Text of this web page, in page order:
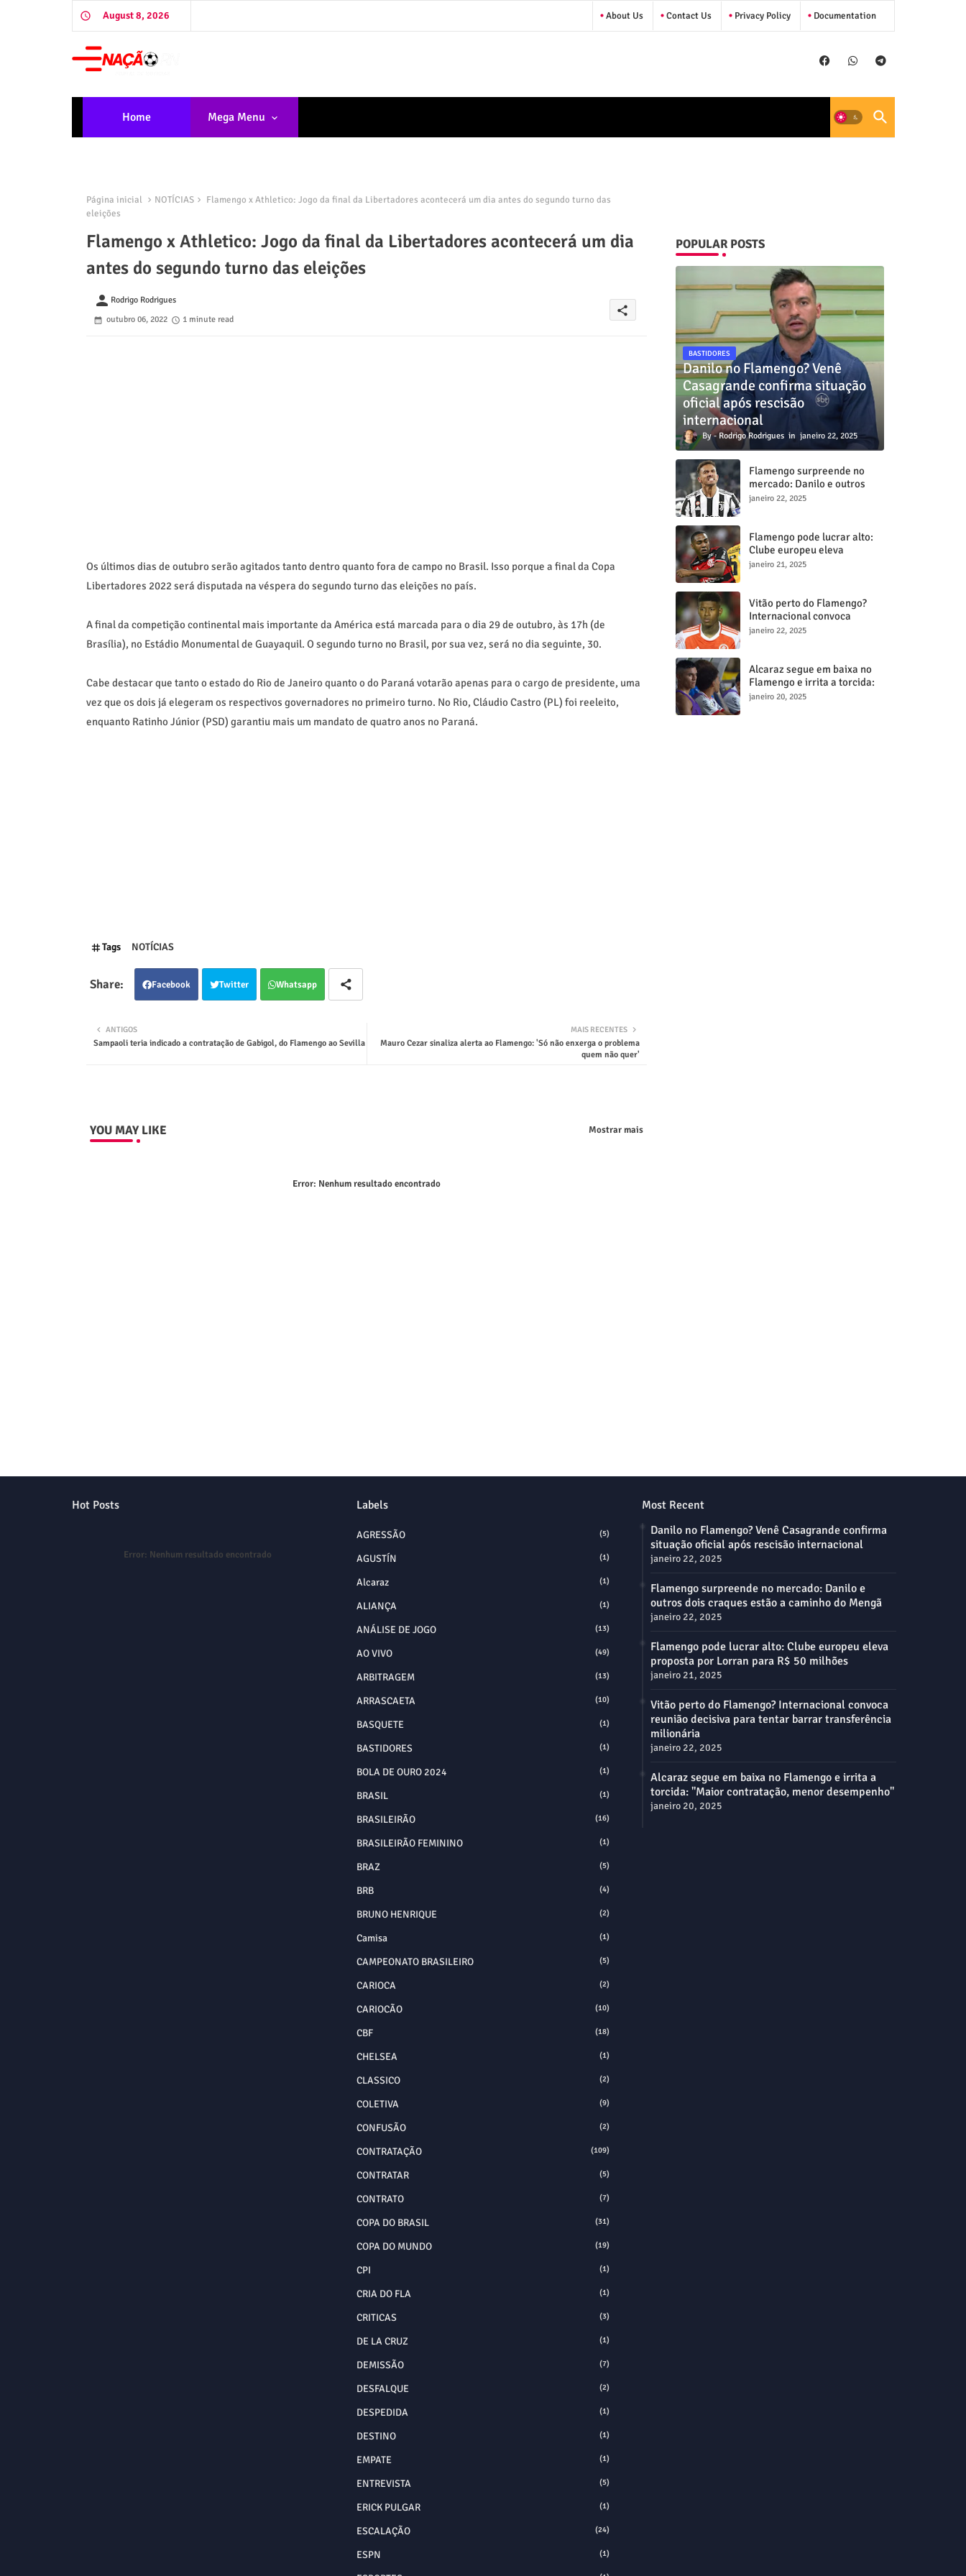
August 8, 2026 About Us Contact Us Privacy Policy Documentation
Home Mega Menu
Página inicial NOTÍCIAS
Flamengo x Athletico: Jogo da final da Libertadores acontecerá um dia antes do segundo turno das
eleições
Flamengo x Athletico: Jogo da final da Libertadores acontecerá um dia
antes do segundo turno das eleições
person Rodrigo Rodrigues
outubro 06, 2022
1 minute read
share
Os últimos dias de outubro serão agitados tanto dentro quanto fora de campo no Brasil. Isso porque a final da Copa
Libertadores 2022 será disputada na véspera do segundo turno das eleições no país.
A final da competição continental mais importante da América está marcada para o dia 29 de outubro, às 17h (de
Brasília), no Estádio Monumental de Guayaquil. O segundo turno no Brasil, por sua vez, será no dia seguinte, 30.
Cabe destacar que tanto o estado do Rio de Janeiro quanto o do Paraná votarão apenas para o cargo de presidente, uma
vez que os dois já elegeram os respectivos governadores no primeiro turno. No Rio, Cláudio Castro (PL) foi reeleito,
enquanto Ratinho Júnior (PSD) garantiu mais um mandato de quatro anos no Paraná.
Tags NOTÍCIAS
Facebook Twitter Whatsapp
MAIS RECENTES
Mauro Cezar sinaliza alerta ao Flamengo: 'Só não enxerga o problema
quem não quer'
ANTIGOS
Sampaoli teria indicado a contratação de Gabigol, do Flamengo ao Sevilla
YOU MAY LIKE Mostrar mais
Error: Nenhum resultado encontrado
POPULAR POSTS
BASTIDORES
Danilo no Flamengo? Venê
Casagrande confirma situação
oficial após rescisão
internacional
Rodrigo Rodrigues janeiro 22, 2025
Flamengo surpreende no
mercado: Danilo e outros
dois craques estão a
janeiro 22, 2025
Flamengo pode lucrar alto:
Clube europeu eleva
proposta por Lorran para R$
janeiro 21, 2025
Vitão perto do Flamengo?
Internacional convoca
reunião decisiva para tentar
janeiro 22, 2025
Alcaraz segue em baixa no
Flamengo e irrita a torcida:
"Maior contratação, menor
janeiro 20, 2025
Hot Posts
Error: Nenhum resultado encontrado
Labels
AGRESSÃO (5)
AGUSTÍN (1)
Alcaraz (1)
ALIANÇA (1)
ANÁLISE DE JOGO (13)
AO VIVO (49)
ARBITRAGEM (13)
ARRASCAETA (10)
BASQUETE (1)
BASTIDORES (1)
BOLA DE OURO 2024 (1)
BRASIL (1)
BRASILEIRÃO (16)
BRASILEIRÃO FEMININO (1)
BRAZ (5)
BRB (4)
BRUNO HENRIQUE (2)
Camisa (1)
CAMPEONATO BRASILEIRO (5)
CARIOCA (2)
CARIOCÃO (10)
CBF (18)
CHELSEA (1)
CLASSICO (2)
COLETIVA (9)
CONFUSÃO (2)
CONTRATAÇÃO (109)
CONTRATAR (5)
CONTRATO (7)
COPA DO BRASIL (31)
COPA DO MUNDO (19)
CPI (1)
CRIA DO FLA (1)
CRITICAS (3)
DE LA CRUZ (1)
DEMISSÃO (7)
DESFALQUE (2)
DESPEDIDA (1)
DESTINO (1)
EMPATE (1)
ENTREVISTA (5)
ERICK PULGAR (1)
ESCALAÇÃO (24)
ESPN (1)
Most Recent
Danilo no Flamengo? Venê Casagrande confirma
situação oficial após rescisão internacional
janeiro 22, 2025
Flamengo surpreende no mercado: Danilo e
outros dois craques estão a caminho do Mengã
janeiro 22, 2025
Flamengo pode lucrar alto: Clube europeu eleva
proposta por Lorran para R$ 50 milhões
janeiro 21, 2025
Vitão perto do Flamengo? Internacional convoca
reunião decisiva para tentar barrar transferência
milionária
janeiro 22, 2025
Alcaraz segue em baixa no Flamengo e irrita a
torcida: "Maior contratação, menor desempenho"
janeiro 20, 2025